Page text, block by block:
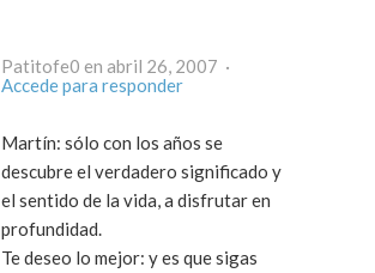
Patitofe0 en abril 26, 2007 ·
Accede para responder
Martín: sólo con los años se
descubre el verdadero significado y
el sentido de la vida, a disfrutar en
profundidad.
Te deseo lo mejor: y es que sigas